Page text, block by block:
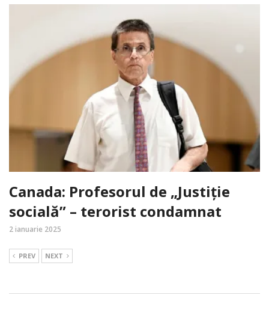
Canada: Profesorul de „Justiție
socială” – terorist condamnat
2 ianuarie 2025
PREV NEXT